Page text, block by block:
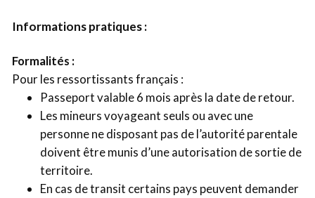
Informations pratiques :
Formalités :
Pour les ressortissants français :
Passeport valable 6 mois après la date de retour.
Les mineurs voyageant seuls ou avec une
personne ne disposant pas de l’autorité parentale
doivent être munis d’une autorisation de sortie de
territoire.
En cas de transit certains pays peuvent demander